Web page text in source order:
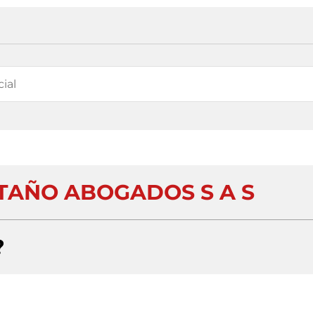
ABOGADOS S A S